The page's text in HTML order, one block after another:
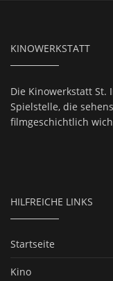
KINOWERKSTATT
Die Kinowerkstatt
Spielstelle, die
filmgeschichtlich
HILFREICHE LINKS
Startseite
Kino